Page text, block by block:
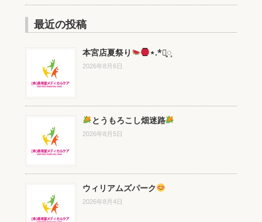
最近の投稿
本宮店夏祭り ⋆.*⃝̥◌̥
2026年8月6日
とうもろこし畑迷路
2026年8月5日
ウィリアムズパーク
2026年8月4日